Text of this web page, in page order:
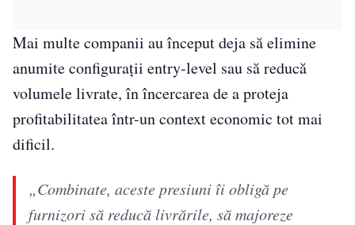
Mai multe companii au început deja să elimine
anumite configurații entry-level sau să reducă
volumele livrate, în încercarea de a proteja
profitabilitatea într-un context economic tot mai
dificil.
„Combinate, aceste presiuni îi obligă pe
furnizori să reducă livrările, să majoreze